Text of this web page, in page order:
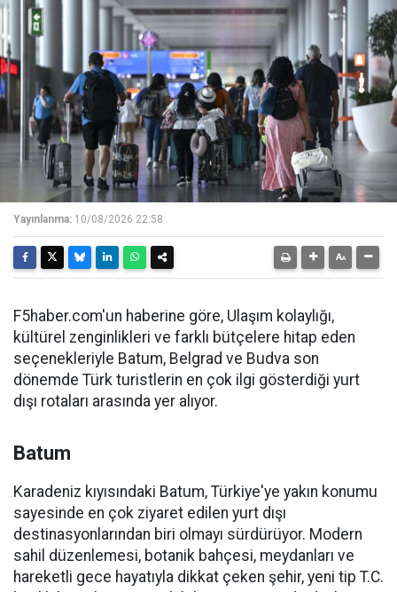
Yayınlanma: 10/08/2026 22:58
F5haber.com'un haberine göre, Ulaşım kolaylığı,
kültürel zenginlikleri ve farklı bütçelere hitap eden
seçenekleriyle Batum, Belgrad ve Budva son
dönemde Türk turistlerin en çok ilgi gösterdiği yurt
dışı rotaları arasında yer alıyor.
Batum
Karadeniz kıyısındaki Batum, Türkiye'ye yakın konumu
sayesinde en çok ziyaret edilen yurt dışı
destinasyonlarından biri olmayı sürdürüyor. Modern
sahil düzenlemesi, botanik bahçesi, meydanları ve
hareketli gece hayatıyla dikkat çeken şehir, yeni tip T.C.